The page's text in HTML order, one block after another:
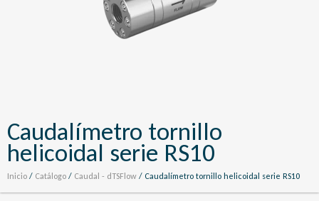
Caudalímetro tornillo
helicoidal serie RS10
Inicio / Catálogo / Caudal - dTSFlow / Caudalímetro tornillo helicoidal serie RS10